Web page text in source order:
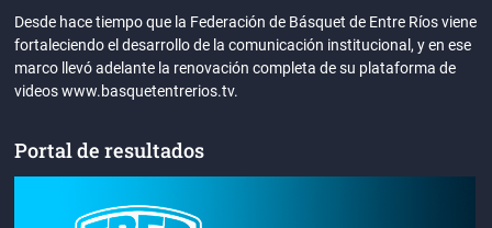
Desde hace tiempo que la Federación de Básquet de Entre Ríos viene
fortaleciendo el desarrollo de la comunicación institucional, y en ese
marco llevó adelante la renovación completa de su plataforma de
videos www.basquetentrerios.tv.
Portal de resultados